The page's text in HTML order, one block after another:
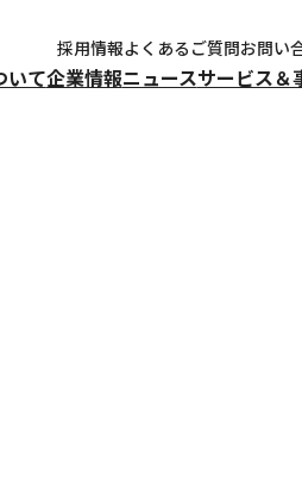
採用情報よくあるご質問お問い
いて企業情報ニュースサービス＆